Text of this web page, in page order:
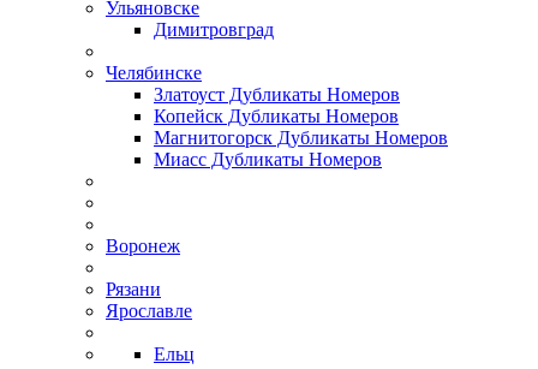
Ульяновске
Димитровград
Челябинске
Златоуст Дубликаты Номеров
Копейск Дубликаты Номеров
Магнитогорск Дубликаты Номеров
Миасс Дубликаты Номеров
Воронеж
Рязани
Ярославле
Ельц